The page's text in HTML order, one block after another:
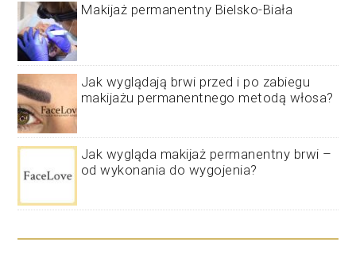
Makijaż permanentny Bielsko-Biała
Jak wyglądają brwi przed i po zabiegu
makijażu permanentnego metodą włosa?
Jak wygląda makijaż permanentny brwi –
od wykonania do wygojenia?